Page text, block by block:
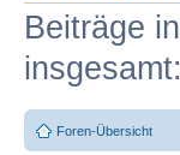
Beiträge
insgesamt:
Foren-Übersicht